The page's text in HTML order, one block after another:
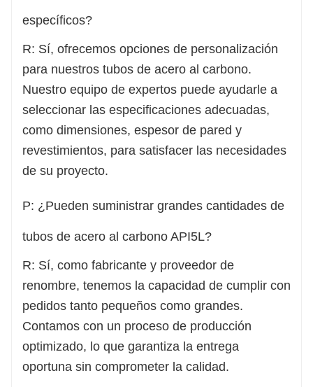
específicos?
R: Sí, ofrecemos opciones de personalización
para nuestros tubos de acero al carbono.
Nuestro equipo de expertos puede ayudarle a
seleccionar las especificaciones adecuadas,
como dimensiones, espesor de pared y
revestimientos, para satisfacer las necesidades
de su proyecto.
P: ¿Pueden suministrar grandes cantidades de
tubos de acero al carbono API5L?
R: Sí, como fabricante y proveedor de
renombre, tenemos la capacidad de cumplir con
pedidos tanto pequeños como grandes.
Contamos con un proceso de producción
optimizado, lo que garantiza la entrega
oportuna sin comprometer la calidad.